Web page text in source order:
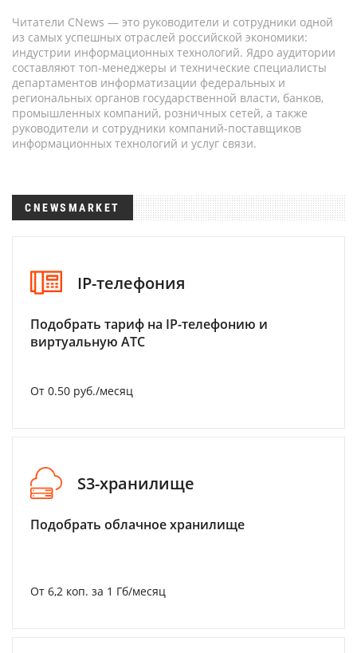
Читатели CNews — это руководители и сотрудники одной
из самых успешных отраслей российской экономики:
индустрии информационных технологий. Ядро аудитории
составляют топ-менеджеры и технические специалисты
департаментов информатизации федеральных и
региональных органов государственной власти, банков,
промышленных компаний, розничных сетей, а также
руководители и сотрудники компаний-поставщиков
информационных технологий и услуг связи.
CNEWSMARKET
IP-телефония
Подобрать тариф на IP-телефонию и
виртуальную АТС
От 0.50 руб./месяц
S3-хранилище
Подобрать облачное хранилище
От 6,2 коп. за 1 Гб/месяц